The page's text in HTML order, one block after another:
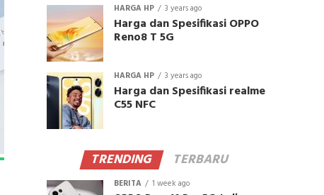
HARGA HP 3 years ago
Harga dan Spesifikasi OPPO
Reno8 T 5G
HARGA HP 3 years ago
Harga dan Spesifikasi realme
C55 NFC
TRENDING TERBARU
BERITA 1 week ago